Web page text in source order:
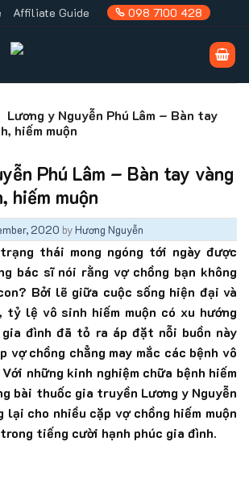
Affiliate Guide 098 7100 428
Lương y Nguyễn Phú Lâm – Bàn tay
hiếm muộn
Phú Lâm – Bàn tay vàng
hiếm muộn
2020 byHương Nguyễn
thái mong ngóng tới ngày được
bác sĩ nói rằng vợ chồng bạn không
Bởi lẽ giữa cuộc sống hiện đại và
tỷ lệ vô sinh hiếm muộn có xu hướng
đình đã tỏ ra áp đặt nỗi buồn này
vợ chồng chẳng may mắc các bệnh vô
những kinh nghiệm chữa bệnh hiếm
bài thuốc gia truyền Lương y Nguyễn
lại cho nhiều cặp vợ chồng hiếm muộn
tiếng cười hạnh phúc gia đình.